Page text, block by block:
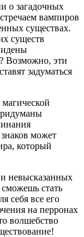
о загадочных
вампиров
существах.
существ
Возможно, эти
задуматься
может
который
и невысказанных
стать
себя все его
на перронах
волшебство